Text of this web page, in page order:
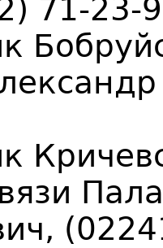
71-23-